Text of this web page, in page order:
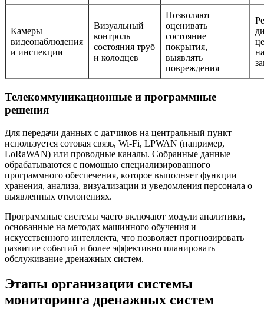
Камеры
видеонаблюдения
и инспекции
Визуальный
контроль
состояния труб
и колодцев
Позволяют
оценивать
состояние
покрытия,
выявлять
повреждения
Телекоммуникационные и программные
решения
Для передачи данных с датчиков на центральный пункт
используется сотовая связь, Wi-Fi, LPWAN (например,
LoRaWAN) или проводные каналы. Собранные данные
обрабатываются с помощью специализированного
программного обеспечения, которое выполняет функции
хранения, анализа, визуализации и уведомления персонала о
выявленных отклонениях.
Программные системы часто включают модули аналитики,
основанные на методах машинного обучения и
искусственного интеллекта, что позволяет прогнозировать
развитие событий и более эффективно планировать
обслуживание дренажных систем.
Этапы организации системы
мониторинга дренажных систем